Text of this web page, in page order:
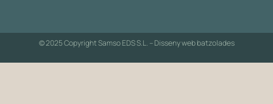
© 2025 Copyright Samso EDS S.L. – Disseny webbatzolades